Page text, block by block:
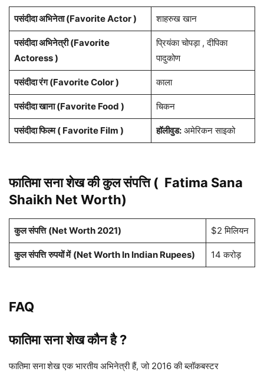
पसंदीदा अभिनेता (Favorite Actor ) शाहरुख खान
पसंदीदा अभिनेत्री (Favorite
Actoress )
प्रियंका चोपड़ा , दीपिका
पादुकोण
पसंदीदा रंग (Favorite Color ) काला
पसंदीदा खाना (Favorite Food ) चिकन
पसंदीदा फिल्म ( Favorite Film ) हॉलीवुड:अमेरिकन साइको
फातिमा सना शेखकी कुल संपत्ति ( Fatima Sana
Shaikh Net Worth)
कुल संपत्ति (Net Worth 2021) $2 मिलियन
कुल संपत्ति रुपयों में (Net Worth In Indian Rupees) 14 करोड़
FAQ
फातिमा सना शेखकौन है?
फातिमा सनाशेख एक भारतीय अभिनेत्री हैं, जो 2016 की ब्लॉकबस्टर